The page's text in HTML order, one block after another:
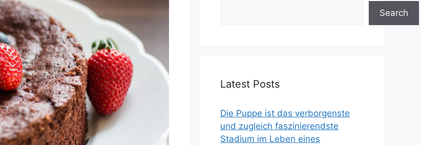
Search
Latest Posts
Die Puppe ist das verborgenste
und zugleich faszinierendste
Stadium im Leben eines